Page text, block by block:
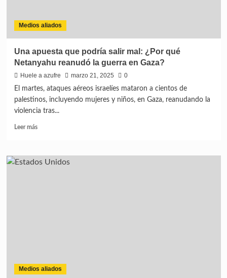
Medios aliados
Una apuesta que podría salir mal: ¿Por qué
Netanyahu reanudó la guerra en Gaza?
Huele a azufre marzo 21, 2025
0
El martes, ataques aéreos israelíes mataron a cientos de
palestinos, incluyendo mujeres y niños, en Gaza, reanudando la
violencia tras...
Leer más
Medios aliados